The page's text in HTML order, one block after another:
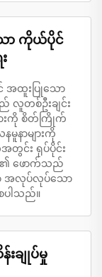
ာ ကိုယ်ပိုင်
အထူးပြုသော
လူတစ်ဦးချင်း
ားကို စိတ်ကြိုက်
နာများကို
တွင်း ရုပ်ပိုင်း
တို့၏ ဖောက်သည်
အလုပ်လုပ်သော
ပါသည်။
ချုပ်မှု